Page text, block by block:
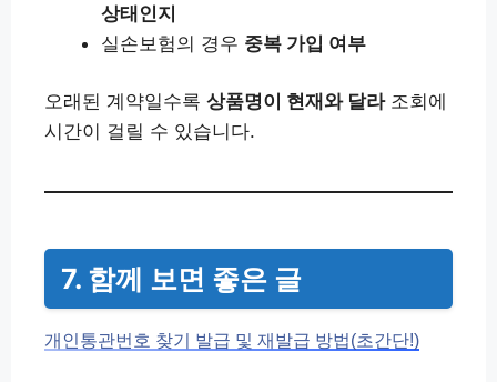
상태인지
실손보험의 경우 중복 가입 여부
오래된 계약일수록 상품명이 현재와 달라조회에
시간이 걸릴 수 있습니다.
7. 함께 보면 좋은 글
개인통관번호 찾기 발급 및 재발급 방법(초간단!)